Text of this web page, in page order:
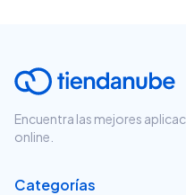
Encuentra las mejores
online.
Categorías